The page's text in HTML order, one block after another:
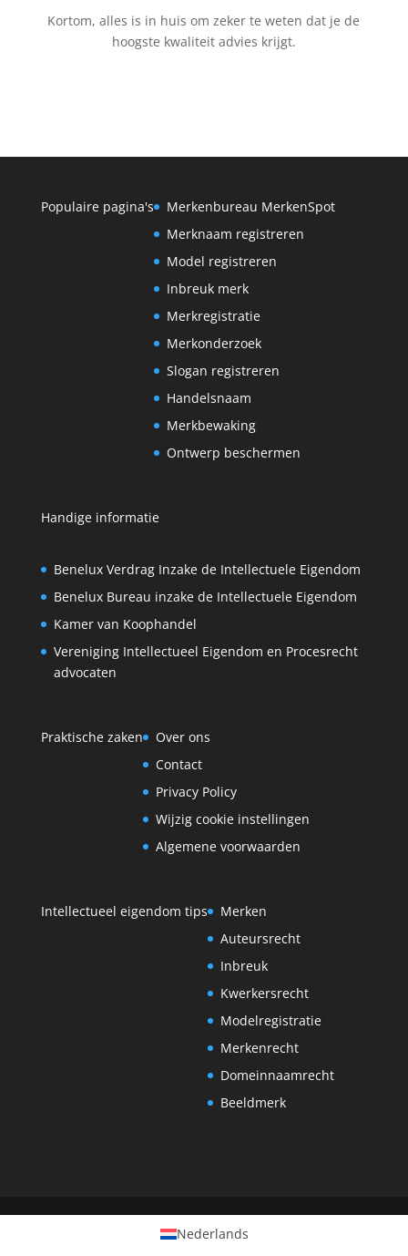
Kortom, alles is in huis om zeker te weten dat je de
hoogste kwaliteit advies krijgt.
Populaire pagina's
Merkenbureau MerkenSpot
Merknaam registreren
Model registreren
Inbreuk merk
Merkregistratie
Merkonderzoek
Slogan registreren
Handelsnaam
Merkbewaking
Ontwerp beschermen
Handige informatie
Benelux Verdrag Inzake de Intellectuele Eigendom
Benelux Bureau inzake de Intellectuele Eigendom
Kamer van Koophandel
Vereniging Intellectueel Eigendom en Procesrecht
advocaten
Praktische zaken
Over ons
Contact
Privacy Policy
Wijzig cookie instellingen
Algemene voorwaarden
Intellectueel eigendom tips
Merken
Auteursrecht
Inbreuk
Kwerkersrecht
Modelregistratie
Merkenrecht
Domeinnaamrecht
Beeldmerk
Nederlands